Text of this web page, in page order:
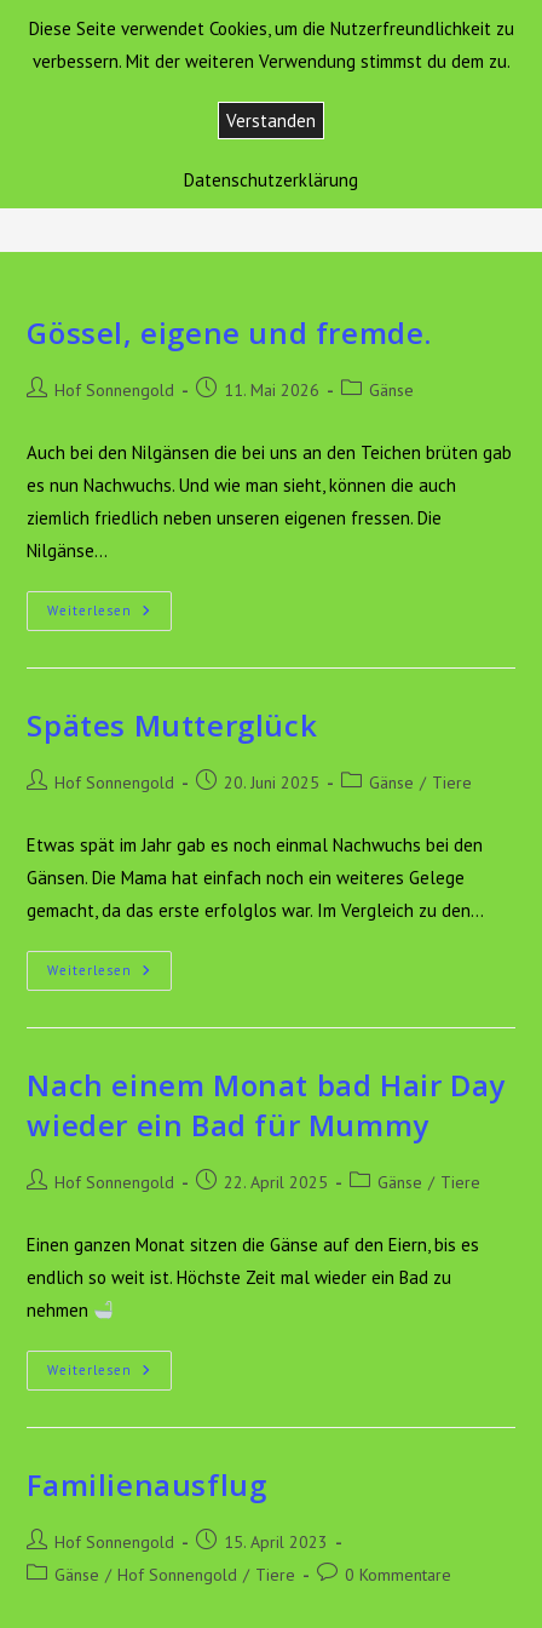
springen
Hof Sonnengold MENÜ
Tiere > Gänse
Gössel, eigene und fremde.
Beitrags-
Hof Sonnengold
Beitrag11. Mai 2026
Beitrags-
Gänse
Auch bei den Nilgänsen die bei uns an den Teichen brüten gab
es nun Nachwuchs. Und wie man sieht, können die auch
ziemlich friedlich neben unseren eigenen fressen. Die
Nilgänse…
Weiterlesen Gössel,
Eigene
Fremde.
Spätes Mutterglück
Beitrags-
Hof Sonnengold
Beitrag20. Juni 2025
Beitrags-
Gänse / Tiere
Etwas spät im Jahr gab es noch einmal Nachwuchs bei den
Gänsen. Die Mama hat einfach noch ein weiteres Gelege
gemacht, da das erste erfolglos war. Im Vergleich zu den…
Weiterlesen Spätes
Mutterglück
Nach einem Monat bad Hair Day
wieder ein Bad für Mummy
Beitrags-
Hof Sonnengold
Beitrag22. April 2025
Beitrags-
Gänse / Tiere
Einen ganzen Monat sitzen die Gänse auf den Eiern, bis es
endlich so weit ist. Höchste Zeit mal wieder ein Bad zu
nehmen
Weiterlesen Nach
Einem
Bad
Ein
Mummy
Familienausflug
Beitrags-
Autor:
Hof Sonnengold
Beitrag
veröffentlicht:
15. April 2023
Beitrags-
Gänse / Hof Sonnengold / Tiere
Beitrags-
0 Kommentare
Diese Seite verwendet Cookies, um die Nutzerfreundlichkeit zu
verbessern. Mit der weiteren Verwendung stimmst du dem zu.
Verstanden
Datenschutzerklärung